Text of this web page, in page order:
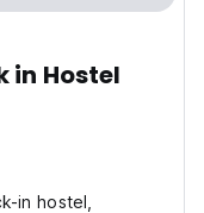
in Hostel
in hostel,